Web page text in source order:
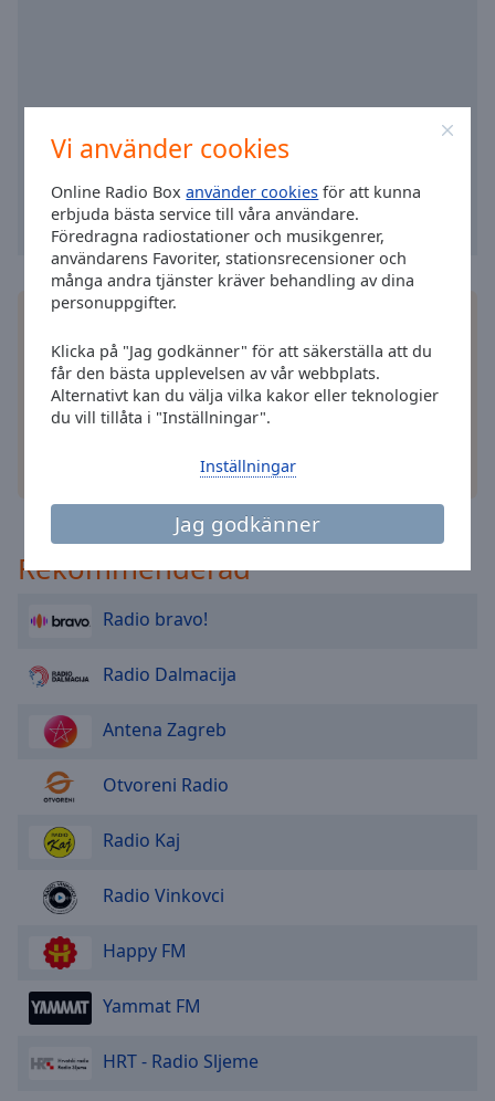
Vi använder cookies
Online Radio Boxanvänder cookies för att kunna
erbjuda bästa service till våra användare.
Föredragna radiostationer och musikgenrer,
användarens Favoriter, stationsrecensioner och
många andra tjänster kräver behandling av dina
personuppgifter.
Klicka på "Jag godkänner" för att säkerställa att du
får den bästa upplevelsen av vår webbplats.
Alternativt kan du välja vilka kakor eller teknologier
du vill tillåta i "Inställningar".
Jag godkänner
Inställningar
window.
Opacity
Opacity
Color
Opacity
Font
Family
Done
Close
Dialog
Installera gratisappen Online Radio Box
applikationpå din smartphone och lyssna på dina
favoritstationer online – var du än är!
andra alternativ
Rekommenderad
Radio bravo!
Radio Dalmacija
Antena Zagreb
Otvoreni Radio
Radio Kaj
Radio Vinkovci
Happy FM
Yammat FM
HRT - Radio Sljeme